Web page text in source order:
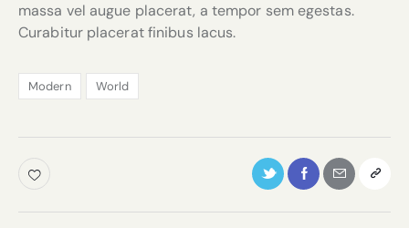
massa vel augue placerat, a tempor sem egestas.
Curabitur placerat finibus lacus.
Modern World